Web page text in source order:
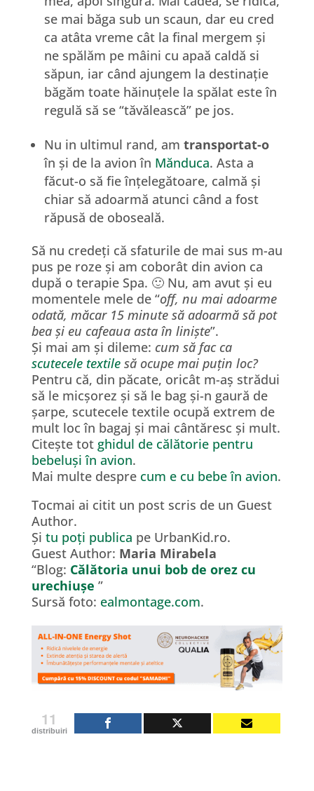
se mai băga sub un scaun, dar eu cred
ca atâta vreme cât la final mergem și
ne spălăm pe mâini cu apaă caldă si
săpun, iar când ajungem la destinație
băgăm toate hăinuțele la spălat este în
regulă să se “tăvălească” pe jos.
Nu in ultimul rand, am transportat-o
în și de la avion în Mănduca. Asta a
făcut-o să fie înțelegătoare, calmă și
chiar să adoarmă atunci când a fost
răpusă de oboseală.
Să nu credeți că sfaturile de mai sus m-au
pus pe roze și am coborât din avion ca
după o terapie Spa. 🙂 Nu, am avut și eu
momentele mele de “off, nu mai adoarme
odată, măcar 15 minute să adoarmă să pot
bea și eu cafeaua asta în liniște”.
Și mai am și dileme: cum să fac ca
scutecele textilesă ocupe mai puțin loc?
Pentru că, din păcate, oricât m-aș strădui
să le micșorez și să le bag și-n gaură de
șarpe, scutecele textile ocupă extrem de
mult loc în bagaj și mai cântăresc și mult.
Citește tot ghidul de călătorie pentru
bebeluși în avion.
Mai multe despre cum e cu bebe în avion.
Tocmai ai citit un post scris de un Guest
Author.
Și tu poți publica pe UrbanKid.ro.
Guest Author: Maria Mirabela
“Blog: Călătoria unui bob de orez cu
urechiușe ”
Sursă foto: ealmontage.com.
11
distribuiri